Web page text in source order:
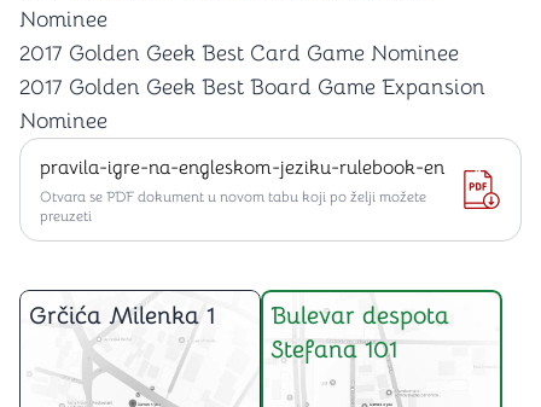
Nominee
2017 Golden Geek Best Card Game Nominee
2017 Golden Geek Best Board Game Expansion
Nominee
pravila-igre-na-engleskom-jeziku-rulebook-en
Otvara se PDF dokument u novom tabu koji po želji možete
preuzeti
Grčića Milenka 1
Bulevar despota
Stefana 101